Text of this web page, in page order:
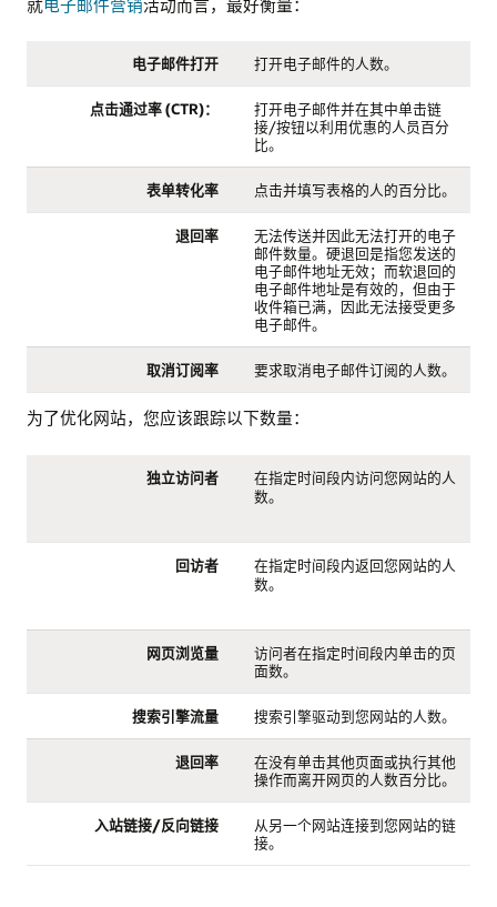
电子邮件打开 打开电子邮件的人数。
点击通过率 (CTR)：
打开电子邮件并在其中单击链
接/按钮以利用优惠的人员百分
比。
表单转化率 点击并填写表格的人的百分比。
退回率
无法传送并因此无法打开的电子
邮件数量。硬退回是指您发送的
电子邮件地址无效；而软退回的
电子邮件地址是有效的，但由于
收件箱已满，因此无法接受更多
电子邮件。
取消订阅率 要求取消电子邮件订阅的人数。
为了优化网站，您应该跟踪以下数量：
独立访问者
在指定时间段内访问您网站的人
数。
回访者
在指定时间段内返回您网站的人
数。
网页浏览量
访问者在指定时间段内单击的页
面数。
搜索引擎流量 搜索引擎驱动到您网站的人数。
退回率
在没有单击其他页面或执行其他
操作而离开网页的人数百分比。
入站链接/反向链接
从另一个网站连接到您网站的链
接。